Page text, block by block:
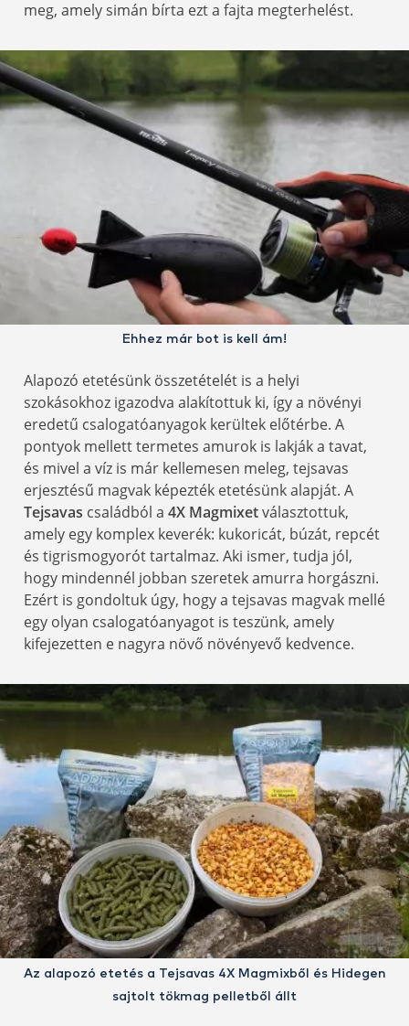
meg, amely simán bírta ezt a fajta megterhelést.
Ehhez már bot is kell ám!
Alapozó etetésünk összetételét is a helyi
szokásokhoz igazodva alakítottuk ki, így a növényi
eredetű csalogatóanyagok kerültek előtérbe. A
pontyok mellett termetes amurok is lakják a tavat,
és mivel a víz is már kellemesen meleg, tejsavas
erjesztésű magvak képezték etetésünk alapját. A
Tejsavas családból a 4X Magmixetválasztottuk,
amely egy komplex keverék: kukoricát, búzát, repcét
és tigrismogyorót tartalmaz. Aki ismer, tudja jól,
hogy mindennél jobban szeretek amurra horgászni.
Ezért is gondoltuk úgy, hogy a tejsavas magvak mellé
egy olyan csalogatóanyagot is teszünk, amely
kifejezetten e nagyra növő növényevő kedvence.
Az alapozó etetés a Tejsavas 4X Magmixből és Hidegen
sajtolt tökmag pelletből állt